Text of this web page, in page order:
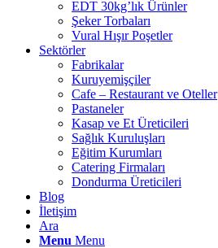
EDT 30kg’lık Ürünler
Şeker Torbaları
Vural Hışır Poşetler
Sektörler
Fabrikalar
Kuruyemişçiler
Cafe – Restaurant ve Oteller
Pastaneler
Kasap ve Et Üreticileri
Sağlık Kuruluşları
Eğitim Kurumları
Catering Firmaları
Dondurma Üreticileri
Blog
İletişim
Ara
Menu Menu